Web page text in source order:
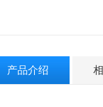
产品介绍